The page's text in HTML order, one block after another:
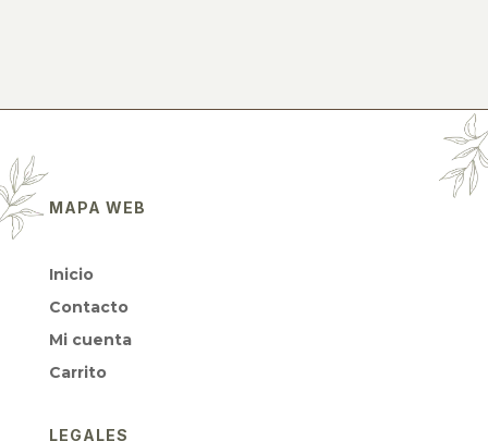
MAPA WEB
Inicio
Contacto
Mi cuenta
Carrito
LEGALES